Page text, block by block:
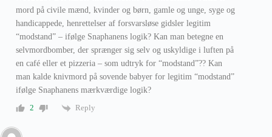
mord på civile mænd, kvinder og børn, gamle og unge, syge og
handicappede, henrettelser af forsvarsløse gidsler legitim
“modstand” – ifølge Snaphanens logik? Kan man betegne en
selvmordbomber, der sprænger sig selv og uskyldige i luften på
en café eller et pizzeria – som udtryk for “modstand”?? Kan
man kalde knivmord på sovende babyer for legitim “modstand”
ifølge Snaphanens mærkværdige logik?
2
Reply